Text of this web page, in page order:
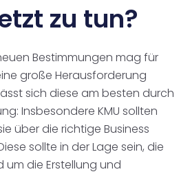
zu tun?
Bestimmungen mag für
große Herausforderung
sich diese am besten durch
Insbesondere KMU sollten
über die richtige Business
sollte in der Lage sein, die
um die Erstellung und